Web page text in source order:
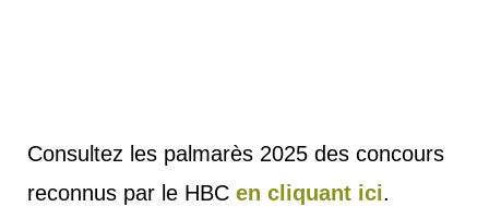
Consultez les palmarès 2025 des concours
reconnus par le HBC en cliquant ici.